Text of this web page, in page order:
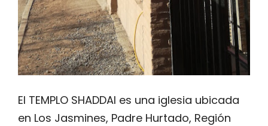
El TEMPLO SHADDAI es una iglesia ubicada
en Los Jasmines, Padre Hurtado, Región